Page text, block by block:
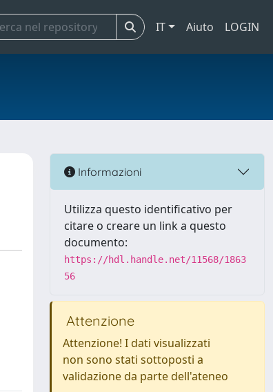
IT Aiuto LOGIN
Informazioni
Utilizza questo identificativo per
citare o creare un link a questo
documento:
https://hdl.handle.net/11568/1863
56
Attenzione
Attenzione! I dati visualizzati
non sono stati sottoposti a
validazione da parte dell'ateneo